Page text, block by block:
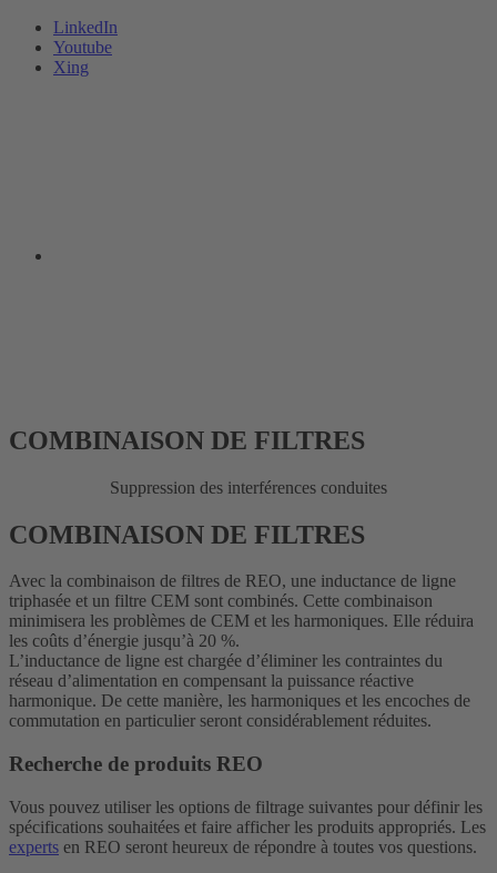
LinkedIn
Youtube
Xing
COMBINAISON DE FILTRES
Suppression des interférences conduites
COMBINAISON DE FILTRES
Avec la combinaison de filtres de REO, une inductance de ligne
triphasée et un filtre CEM sont combinés. Cette combinaison
minimisera les problèmes de CEM et les harmoniques. Elle réduira
les coûts d’énergie jusqu’à 20 %.
L’inductance de ligne est chargée d’éliminer les contraintes du
réseau d’alimentation en compensant la puissance réactive
harmonique. De cette manière, les harmoniques et les encoches de
commutation en particulier seront considérablement réduites.
Recherche de produits REO
Vous pouvez utiliser les options de filtrage suivantes pour définir les
spécifications souhaitées et faire afficher les produits appropriés. Les
experts en REO seront heureux de répondre à toutes vos questions.